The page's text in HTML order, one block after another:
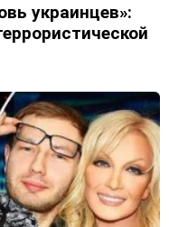
украинцев»: